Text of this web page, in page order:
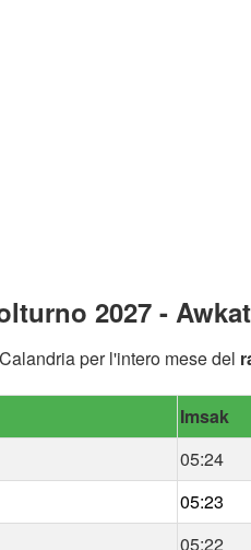
2027 -
per l'intero mese del
Imsak
05:24
05:23
05:22